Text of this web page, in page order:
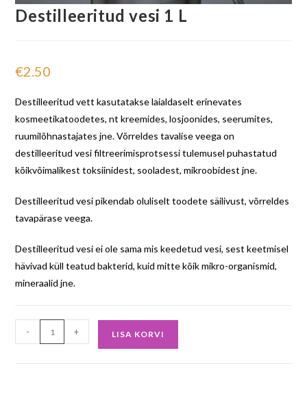
Destilleeritud vesi 1 L
€2.50
Destilleeritud vett kasutatakse laialdaselt erinevates
kosmeetikatoodetes, nt kreemides, losjoonides, seerumites,
ruumilõhnastajates jne. Võrreldes tavalise veega on
destilleeritud vesi filtreerimisprotsessi tulemusel puhastatud
kõikvõimalikest toksiinidest, sooladest, mikroobidest jne.
Destilleeritud vesi pikendab oluliselt toodete säilivust, võrreldes
tavapärase veega.
Destilleeritud vesi ei ole sama mis keedetud vesi, sest keetmisel
hävivad küll teatud bakterid, kuid mitte kõik mikro-organismid,
mineraalid jne.
- + LISA KORVI